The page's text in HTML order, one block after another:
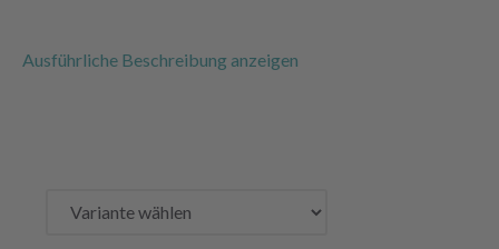
Ausführliche Beschreibung anzeigen